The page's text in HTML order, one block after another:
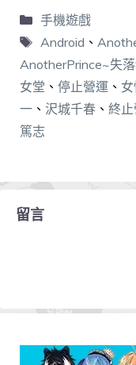
手機遊戲
Android 、
AnotherPrince~失
女堂 、 停止營運 、
一 、 沢城千春 、 終
篤志
留言